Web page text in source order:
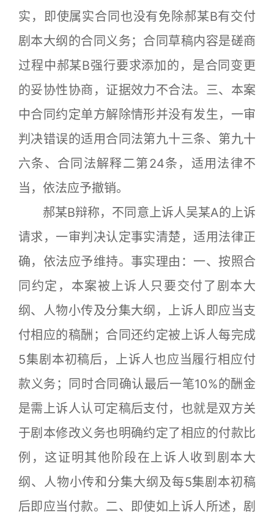
实，即使属实合同也没有免除郝某B有交付
剧本大纲的合同义务；合同草稿内容是磋商
过程中郝某B强行要求添加的，是合同变更
的妥协性协商，证据效力不合法。三、本案
中合同约定单方解除情形并没有发生，一审
判决错误的适用合同法第九十三条、第九十
六条、合同法解释二第24条，适用法律不
当，依法应予撤销。
郝某B辩称，不同意上诉人吴某A的上诉
请求，一审判决认定事实清楚，适用法律正
确，依法应予维持。事实理由：一、按照合
同约定，本案被上诉人只要交付了剧本大
纲、人物小传及分集大纲，上诉人即应当支
付相应的稿酬；合同还约定被上诉人每完成
5集剧本初稿后，上诉人也应当履行相应付
款义务；同时合同确认最后一笔10%的酬金
是需上诉人认可定稿后支付，也就是双方关
于剧本修改义务也明确约定了相应的付款比
例，这证明其他阶段在上诉人收到剧本大
纲、人物小传和分集大纲及每5集剧本初稿
后即应当付款。二、即使如上诉人所述，剧